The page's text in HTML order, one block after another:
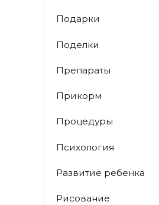
Подарки
Поделки
Препараты
Прикорм
Процедуры
Психология
Развитие ребенка
Рисование